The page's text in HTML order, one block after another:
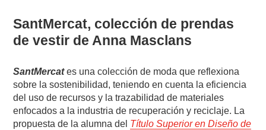
SantMercat, colección de prendas
de vestir de Anna Masclans
SantMercates una colección de moda que reflexiona
sobre la sostenibilidad, teniendo en cuenta la eficiencia
del uso de recursos y la trazabilidad de materiales
enfocados a la industria de recuperación y reciclaje. La
propuesta de la alumna del Título Superior en Diseño de